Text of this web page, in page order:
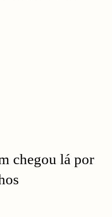
chegou lá por